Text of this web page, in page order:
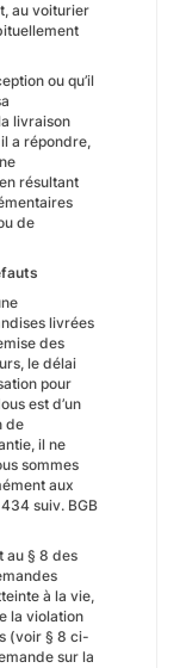
au voiturier
ou qu’il
livraison
a répondre,
résultant
de
livrées
des
le délai
pour
est d’un
de
il ne
sommes
aux
suiv. BGB
au § 8 des
à la vie,
la violation
(voir § 8 ci-
sur la